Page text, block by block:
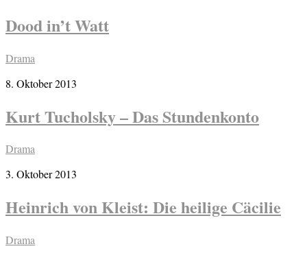
Dood in’t Watt
Drama
8. Oktober 2013
Kurt Tucholsky – Das Stundenkonto
Drama
3. Oktober 2013
Heinrich von Kleist: Die heilige Cäcilie
Drama